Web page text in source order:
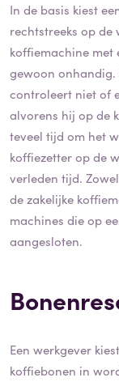
In de basis kiest
rechtstreeks op
koffiemachine met
gewoon onhandig.
controleert niet of
alvorens hij op de
teveel tijd om het
koffiezetter op de
verleden tijd.
de zakelijke
machines die op
aangesloten.
Een werkgever
koffiebonen in